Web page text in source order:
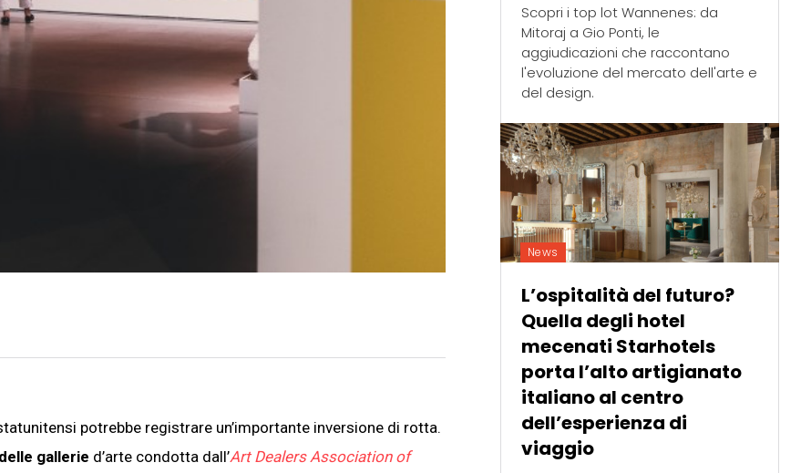
potrebbe registrare un’importante inversione di rotta.
gallerie d’arte condotta dall’Art Dealers Association of
Scopri i top lot Wannenes: da
Mitoraj a Gio Ponti, le
aggiudicazioni che raccontano
l'evoluzione del mercato dell'arte e
del design.
News
L’ospitalità del futuro?
Quella degli hotel
mecenati Starhotels
porta l’alto artigianato
italiano al centro
dell’esperienza di
viaggio